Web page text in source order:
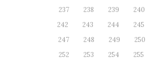
237
238 239 240
242
243 244 245
247
248 249 250
252
253 254 255